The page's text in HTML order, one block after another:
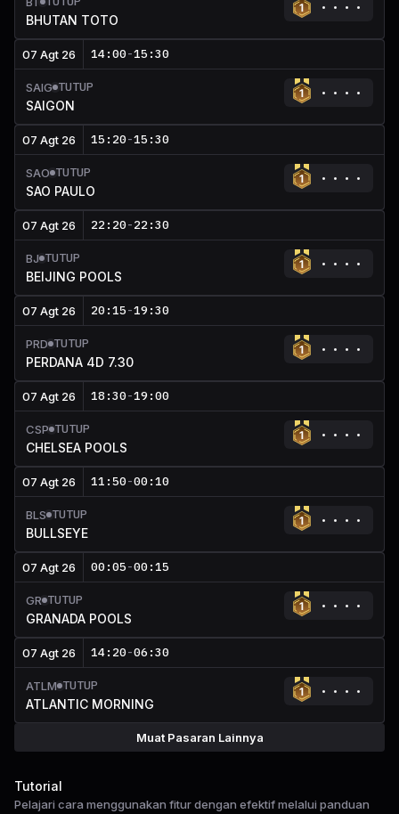
BHUTAN TOTO
07 Agt 26 14:00-15:30
SAIG TUTUP
SAIGON
07 Agt 26 15:20-15:30
SAO TUTUP
SAO PAULO
07 Agt 26 22:20-22:30
BJ TUTUP
BEIJING POOLS
07 Agt 26 20:15-19:30
PRD TUTUP
PERDANA 4D 7.30
07 Agt 26 18:30-19:00
CSP TUTUP
CHELSEA POOLS
07 Agt 26 11:50-00:10
BLS TUTUP
BULLSEYE
07 Agt 26 00:05-00:15
GR TUTUP
GRANADA POOLS
07 Agt 26 14:20-06:30
ATLM TUTUP
ATLANTIC MORNING
Muat Pasaran Lainnya
Tutorial
Pelajari cara menggunakan fitur dengan efektif melalui panduan